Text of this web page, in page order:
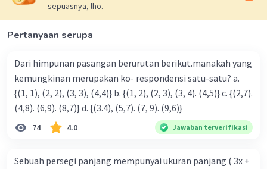
sepuasnya, lho.
Pertanyaan serupa
Dari himpunan pasangan berurutan berikut.manakah yang
kemungkinan merupakan ko- respondensi satu-satu? a.
{(1, 1), (2, 2), (3, 3), (4,4)} b. {(1, 2), (2, 3), (3, 4). (4,5)} c. {(2,7).
(4,8). (6,9). (8,7)} d. {(3.4), (5,7). (7, 9). (9,6)}
74 4.0 Jawaban terverifikasi
Sebuah persegi panjang mempunyai ukuran panjang ( 3x +